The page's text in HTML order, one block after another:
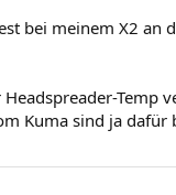
bei meinem X2 an
Temp
Kuma sind ja